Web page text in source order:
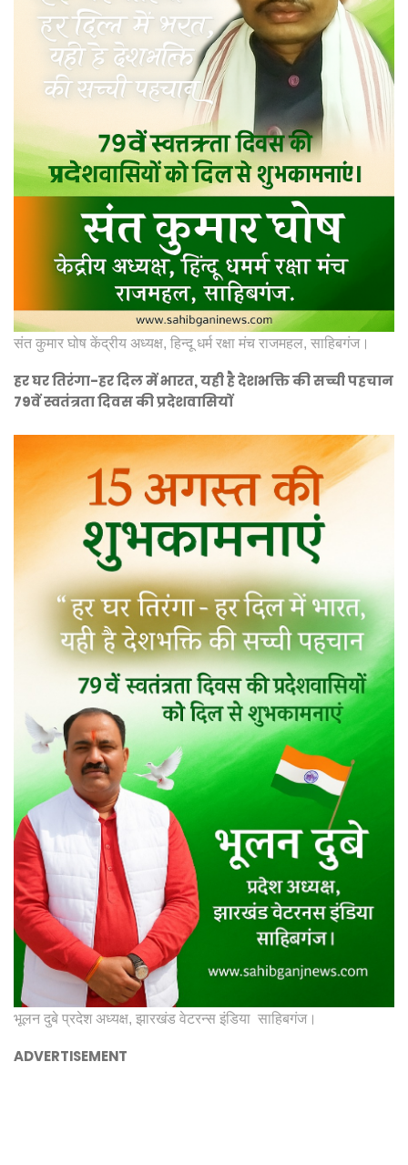
संत कुमार घोष केंद्रीय अध्यक्ष, हिन्दू धर्म रक्षा मंच राजमहल, साहिबगंज।
हर घर तिरंगा-हर दिल में भारत, यही है देशभक्ति की सच्ची पहचान
79वें स्वतंत्रता दिवस की प्रदेशवासियों
भूलन दुबे प्रदेश अध्यक्ष, झारखंड वेटरन्स इंडिया साहिबगंज।
ADVERTISEMENT